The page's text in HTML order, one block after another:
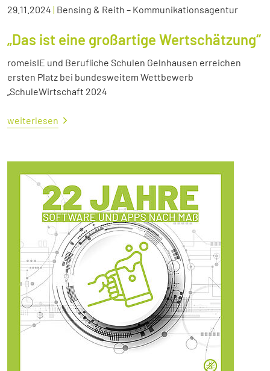
29.11.2024 | Bensing & Reith – Kommunikationsagentur
„Das ist eine großartige Wertschätzung“
romeisIE und Berufliche Schulen Gelnhausen erreichen
ersten Platz bei bundesweitem Wettbewerb
„SchuleWirtschaft 2024
weiterlesen